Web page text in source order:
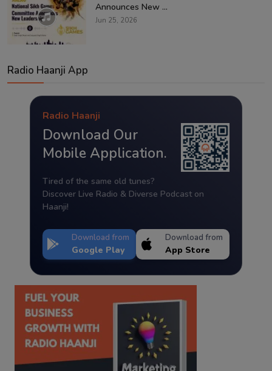
Announces New ...
Jun 25, 2026
Radio Haanji App
Radio Haanji
Download Our
Mobile Application.
Tired of the same old tunes?
Discover Live Radio & Diverse Podcast on
Haanji!
Download from
Google Play
Download from
App Store